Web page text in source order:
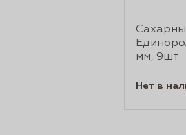
мм, 9шт
Нет в